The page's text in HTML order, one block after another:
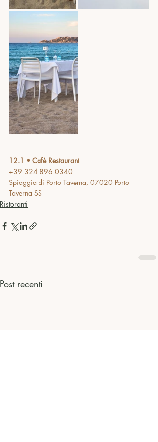
12.1 • Cafè Restaurant
+39 324 896 0340
Spiaggia di Porto Taverna, 07020 Porto
Taverna SS
Ristoranti
Post recenti